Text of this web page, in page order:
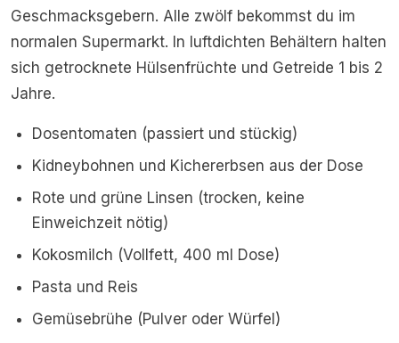
Geschmacksgebern. Alle zwölf bekommst du im
normalen Supermarkt. In luftdichten Behältern halten
sich getrocknete Hülsenfrüchte und Getreide 1 bis 2
Jahre.
Dosentomaten (passiert und stückig)
Kidneybohnen und Kichererbsen aus der Dose
Rote und grüne Linsen (trocken, keine
Einweichzeit nötig)
Kokosmilch (Vollfett, 400 ml Dose)
Pasta und Reis
Gemüsebrühe (Pulver oder Würfel)